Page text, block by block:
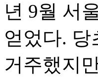
년 9월 서
얻었다. 당
거주했지